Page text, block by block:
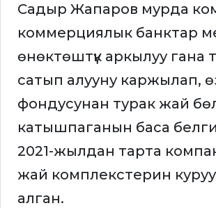
Садыр Жапаров мурда
коммерциялык банктар
өнөктөштүк аркылуу гана
сатып алууну каржылап,
фондусунан турак жай
катышпаганын баса
2021-жылдан тарта
жай комплекстерин
алган.